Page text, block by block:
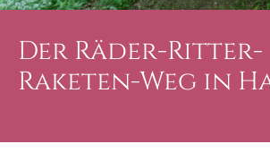
Der Räder-Ritter-
Raketen-Weg in